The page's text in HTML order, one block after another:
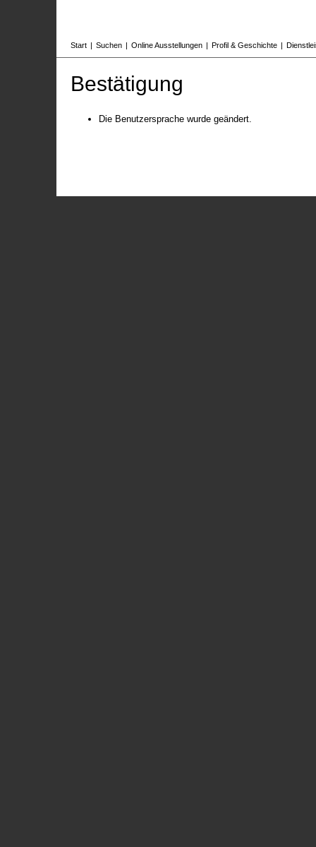
Start | Suchen | Online Ausstellungen | Profil & Geschichte |
Bestätigung
Die Benutzersprache wurde geändert.